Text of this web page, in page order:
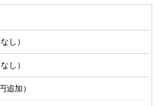
し）
し）
追加）